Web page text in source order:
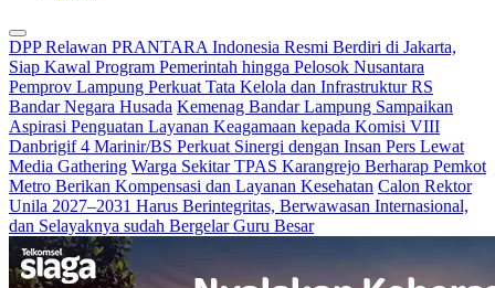
DPP Relawan PRANTARA Indonesia Resmi Berdiri di Jakarta,
Siap Kawal Program Pemerintah hingga Pelosok Nusantara
Pemprov Lampung Perkuat Tata Kelola dan Infrastruktur RS
Bandar Negara Husada Kemenag Bandar Lampung Sampaikan
Aspirasi Penguatan Layanan Keagamaan kepada Komisi VIII
Danbrigif 4 Marinir/BS Perkuat Sinergi dengan Insan Pers Lewat
Media Gathering Warga Sekitar TPAS Karangrejo Berharap Pemkot
Metro Berikan Kompensasi dan Layanan Kesehatan Calon Rektor
Unila 2027–2031 Harus Berintegritas, Berwawasan Internasional,
dan Selayaknya sudah Bergelar Guru Besar